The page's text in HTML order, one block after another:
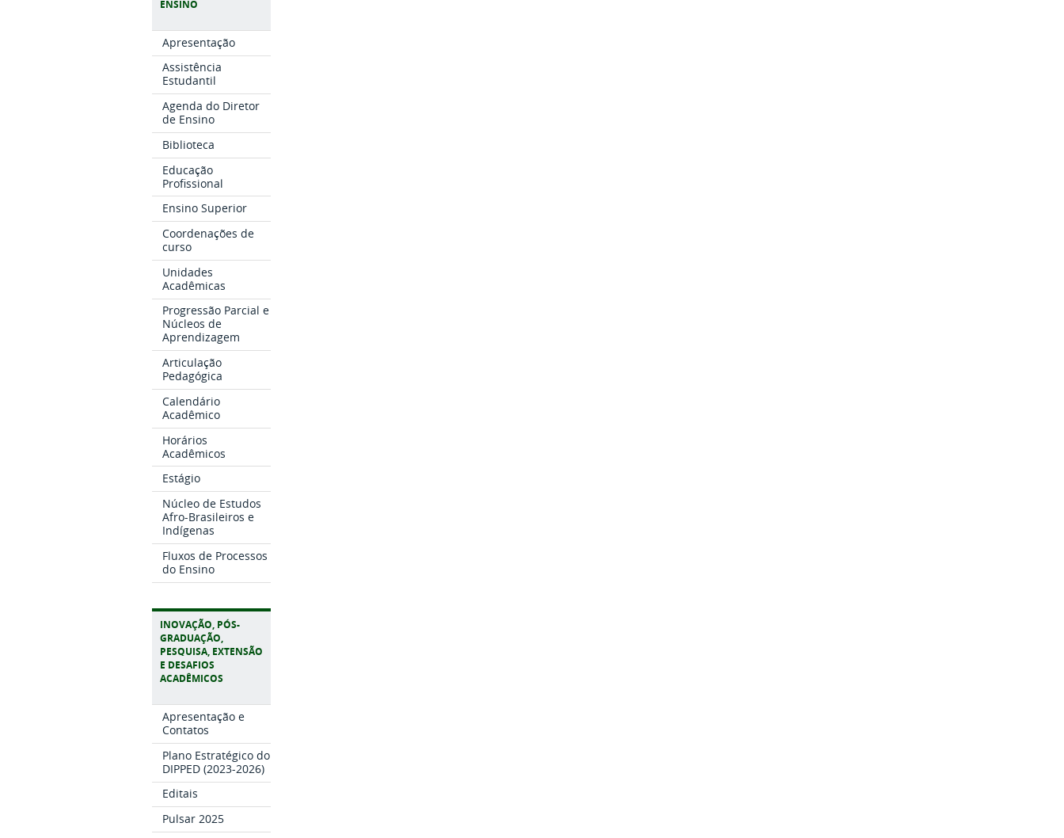
ENSINO
Apresentação
Assistência
Estudantil
Agenda do Diretor
de Ensino
Biblioteca
Educação
Profissional
Ensino Superior
Coordenações de
curso
Unidades
Acadêmicas
Progressão Parcial e
Núcleos de
Aprendizagem
Articulação
Pedagógica
Calendário
Acadêmico
Horários
Acadêmicos
Estágio
Núcleo de Estudos
Afro-Brasileiros e
Indígenas
Fluxos de Processos
do Ensino
INOVAÇÃO, PÓS-
GRADUAÇÃO,
PESQUISA, EXTENSÃO
E DESAFIOS
ACADÊMICOS
Apresentação e
Contatos
Plano Estratégico do
DIPPED (2023-2026)
Editais
Pulsar 2025